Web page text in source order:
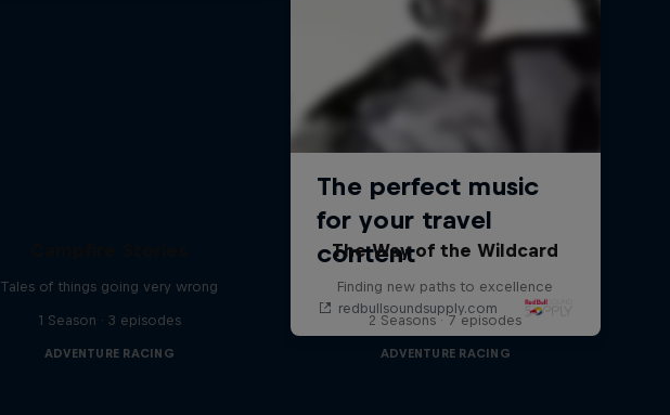
Tales of things going very wrong
1 Season · 3 episodes
ADVENTURE RACING
The Way of the Wildcard
Finding new paths to excellence
2 Seasons · 7 episodes
ADVENTURE RACING